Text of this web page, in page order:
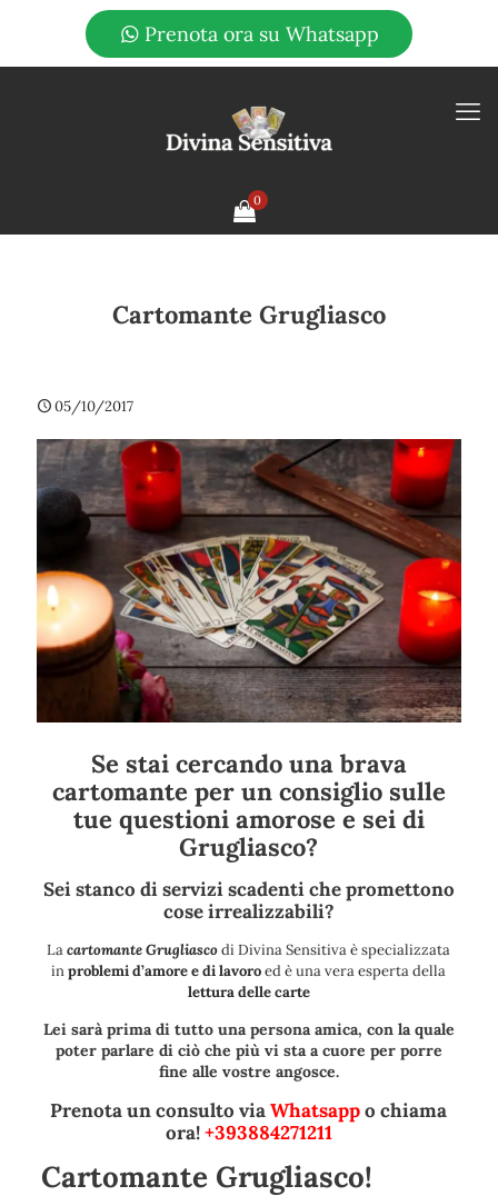
Prenota ora su Whatsapp
0
Cartomante Grugliasco
05/10/2017
Se stai cercando una brava
cartomante per un consiglio sulle
tue questioni amorose e sei di
Grugliasco?
Sei stanco di servizi scadenti che promettono
cose irrealizzabili?
Lacartomante Grugliascodi Divina Sensitiva è specializzata
inproblemi d’amore e di lavoro ed è una vera esperta della
lettura delle carte
Lei sarà prima di tutto una persona amica, con la quale
poter parlare di ciò che più vi sta a cuore per porre
fine alle vostre angosce.
Prenota un consulto viaWhatsappo chiama
ora!+393884271211
Cartomante Grugliasco!